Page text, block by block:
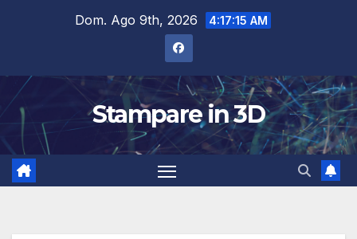
Dom. Ago 9th, 2026 4:17:16 AM
Stampare in 3D